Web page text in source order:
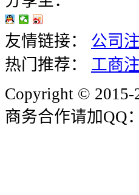
友情链接： 公司
热门推荐：
工商
Copyright © 2015-
商务合作请加QQ